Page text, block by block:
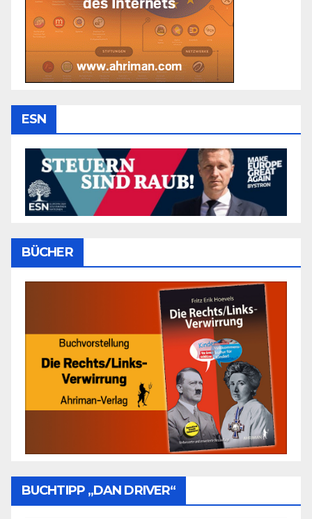
ESN
BÜCHER
BUCHTIPP „DAN DRIVER“